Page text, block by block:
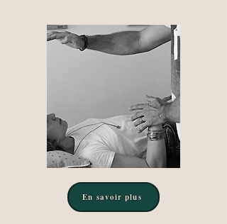
En savoir plus